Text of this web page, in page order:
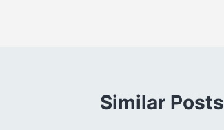
Similar Posts